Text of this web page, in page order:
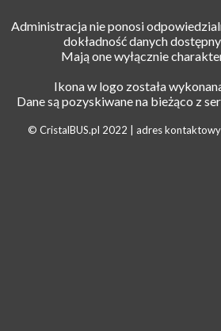
Administracja nie ponosi
dokładność danych
Mają one wyłącznie
Ikona w logo została
Dane są pozyskiwane na bieżąco z
© CristalBUS.pl 2022 | adres